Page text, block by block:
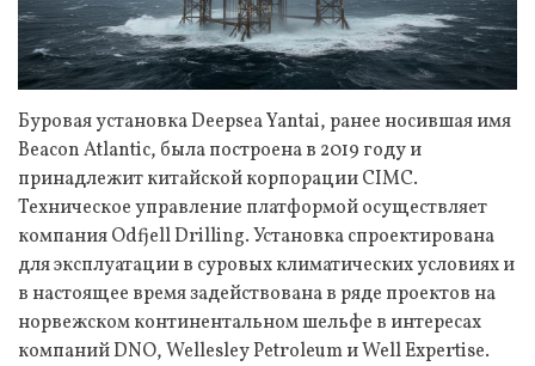
Буровая установка Deepsea Yantai, ранее носившая имя
Beacon Atlantic, была построена в 2019 году и
принадлежит китайской корпорации CIMC.
Техническое управление платформой осуществляет
компания Odfjell Drilling. Установка спроектирована
для эксплуатации в суровых климатических условиях и
в настоящее время задействована в ряде проектов на
норвежском континентальном шельфе в интересах
компаний DNO, Wellesley Petroleum и Well Expertise.